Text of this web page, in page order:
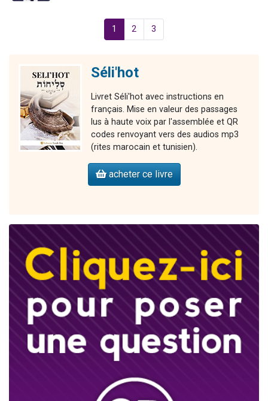
1 2 3
Séli'hot
Livret Séli'hot avec instructions en
français. Mise en valeur des passages
lus à haute voix par l'assemblée et QR
codes renvoyant vers des audios mp3
(rites marocain et tunisien).
acheter ce livre